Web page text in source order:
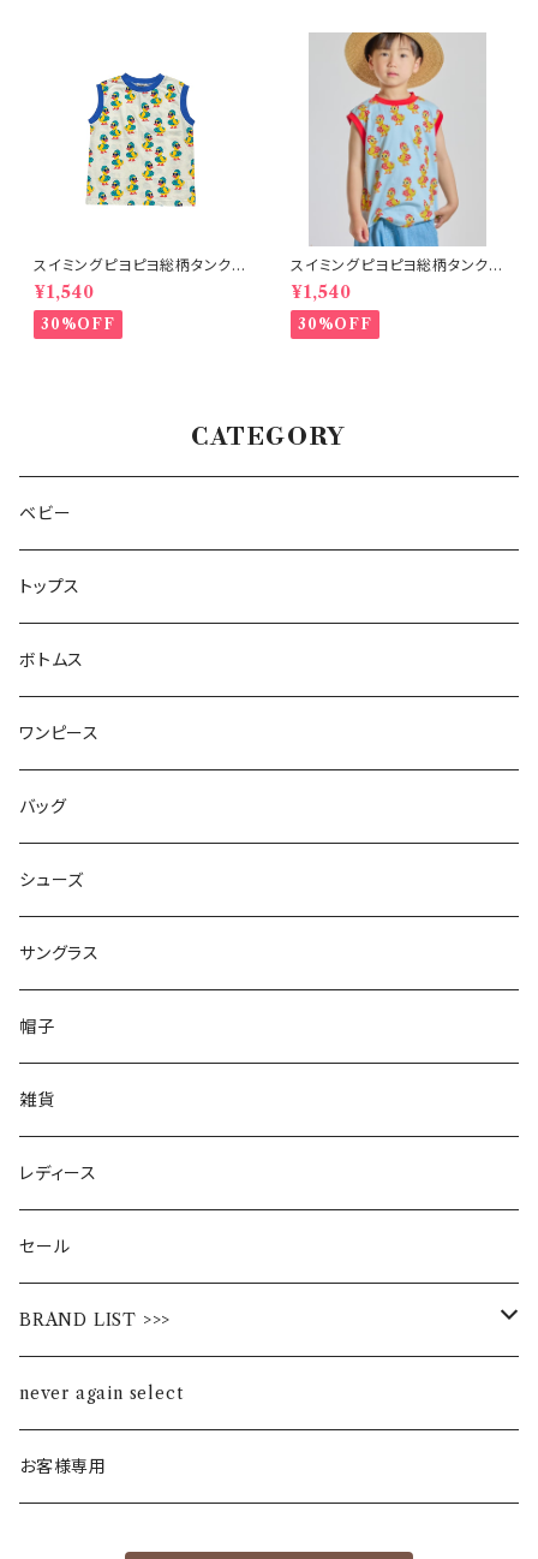
スイミングピヨピヨ総柄タンクト
ップ アイボリー
¥1,540
30%OFF
スイミングピヨピヨ総柄タンクト
ップ サックス
¥1,540
30%OFF
CATEGORY
ベビー
トップス
ボトムス
ワンピース
バッグ
シューズ
サングラス
帽子
雑貨
レディース
セール
BRAND LIST >>>
ALL STAR
Alohaloha
never again select
お客様専用